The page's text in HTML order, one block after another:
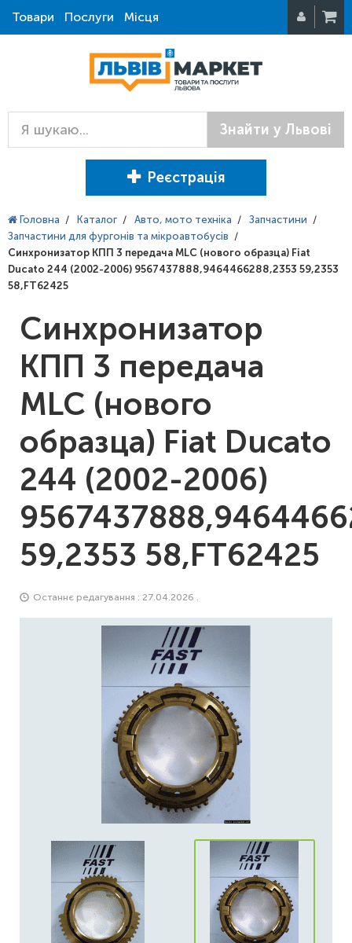
Товари Послуги Місця
Знайти у Львові
Реєстрація
Головна / Каталог / Авто, мото техніка / Запчастини /
Запчастини для фургонів та мікроавтобусів /
Синхронизатор КПП 3 передача MLC (нового образца) Fiat
Ducato 244 (2002-2006) 9567437888,9464466288,2353 59,2353
58,FT62425
Синхронизатор
КПП 3 передача
MLC (нового
образца) Fiat Ducato
244 (2002-2006)
59,2353 58,FT62425
Останнє редагування : 27.04.2026 .